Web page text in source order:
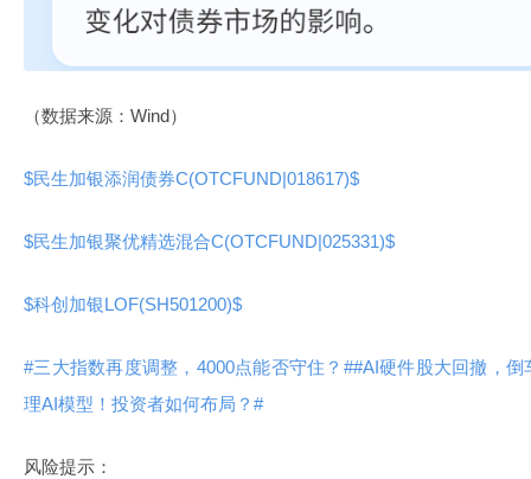
（数据来源：Wind）
$民生加银添润债券C(OTCFUND|018617)$
$民生加银聚优精选混合C(OTCFUND|025331)$
$科创加银LOF(SH501200)$
#三大指数再度调整，4000点能否守住？##AI硬件股大回撤，
理AI模型！投资者如何布局？#
风险提示：